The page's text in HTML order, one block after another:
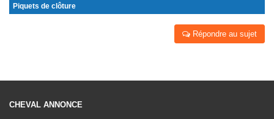
Piquets de clôture
Répondre au sujet
CHEVAL ANNONCE